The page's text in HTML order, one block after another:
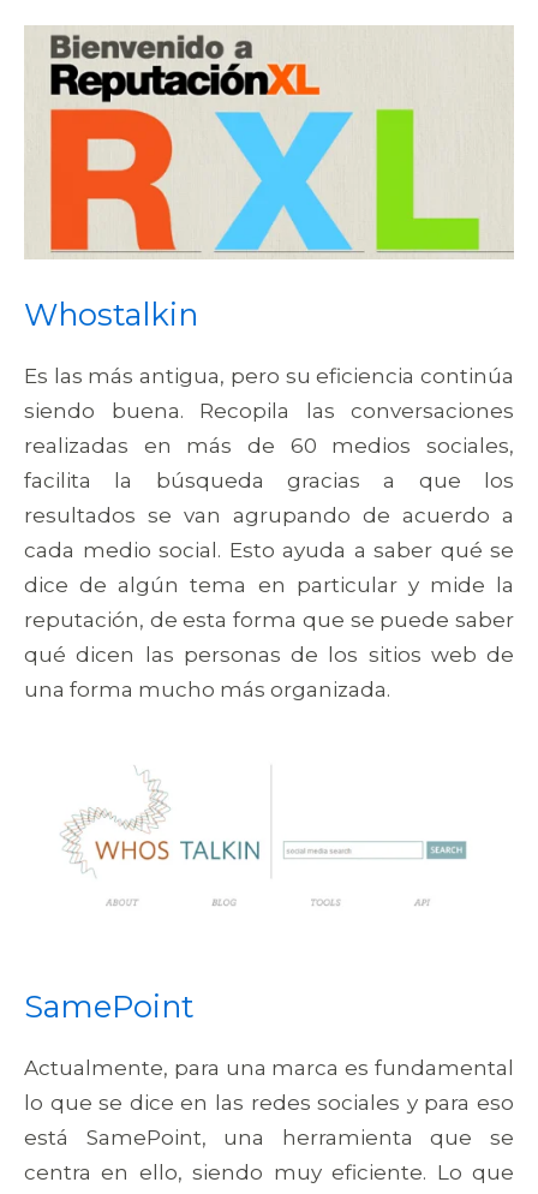
Whostalkin
Es las más antigua, pero su eficiencia continúa
siendo buena. Recopila las conversaciones
realizadas en más de 60 medios sociales,
facilita la búsqueda gracias a que los
resultados se van agrupando de acuerdo a
cada medio social. Esto ayuda a saber qué se
dice de algún tema en particular y mide la
reputación, de esta forma que se puede saber
qué dicen las personas de los sitios web de
una forma mucho más organizada.
SamePoint
Actualmente, para una marca es fundamental
lo que se dice en las redes sociales y para eso
está SamePoint, una herramienta que se
centra en ello, siendo muy eficiente. Lo que